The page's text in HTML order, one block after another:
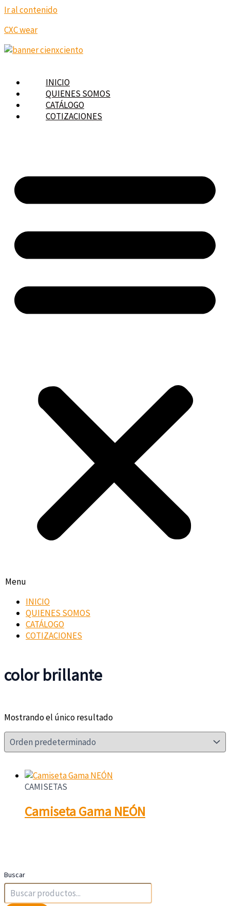
Ir al contenido
CXC wear
INICIO
QUIENES SOMOS
CATÁLOGO
COTIZACIONES
Menu
INICIO
QUIENES SOMOS
CATÁLOGO
COTIZACIONES
Buscar
color brillante
Mostrando el único resultado
CAMISETAS
Camiseta Gama NEÓN